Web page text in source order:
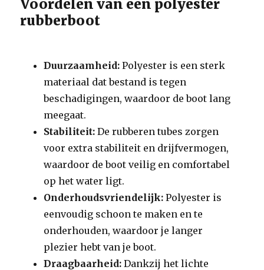
Voordelen van een polyester
rubberboot
Duurzaamheid: Polyester is een sterk
materiaal dat bestand is tegen
beschadigingen, waardoor de boot lang
meegaat.
Stabiliteit: De rubberen tubes zorgen
voor extra stabiliteit en drijfvermogen,
waardoor de boot veilig en comfortabel
op het water ligt.
Onderhoudsvriendelijk: Polyester is
eenvoudig schoon te maken en te
onderhouden, waardoor je langer
plezier hebt van je boot.
Draagbaarheid: Dankzij het lichte